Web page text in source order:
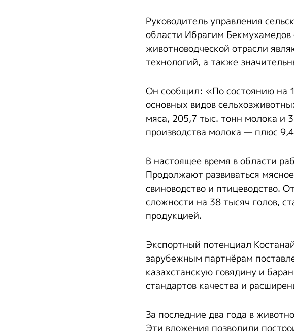
Руководитель управления
области Ибрагим
животноводческой отрасли
технологий, а также
Он сообщил: «По состоянию на
основных видов
мяса, 205,7 тыс. тонн молока и
производства молока — плюс
В настоящее время в области
Продолжают развиваться
свиноводство и птицеводство.
сложности на 38 тысяч голов,
продукцией.
Экспортный потенциал
зарубежным партнёрам
казахстанскую говядину и
стандартов качества и
За последние два года в